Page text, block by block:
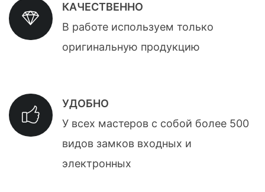
КАЧЕСТВЕННО
В работе используем только
оригинальную продукцию
УДОБНО
У всех мастеров с собой более 500
видов замков входных и
электронных